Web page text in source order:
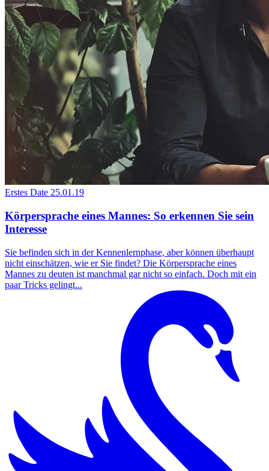
Erstes Date 25.01.19
Körpersprache eines Mannes: So erkennen Sie sein
Interesse
Sie befinden sich in der Kennenlernphase, aber können überhaupt
nicht einschätzen, wie er Sie findet? Die Körpersprache eines
Mannes zu deuten ist manchmal gar nicht so einfach. Doch mit ein
paar Tricks gelingt...